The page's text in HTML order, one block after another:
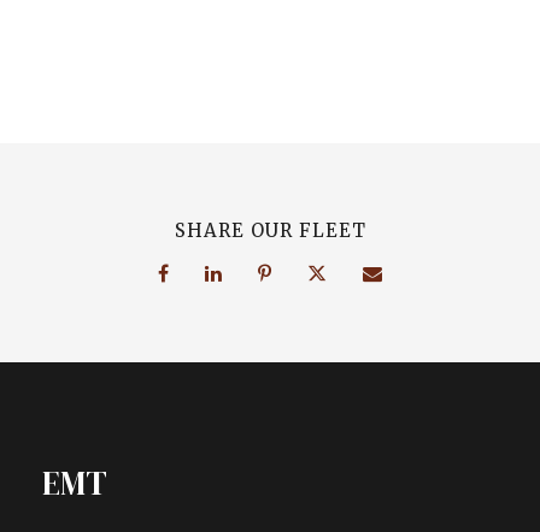
SHARE OUR FLEET
EMT